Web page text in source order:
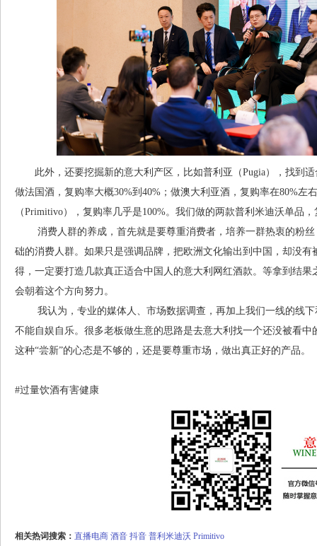
此外，还要挖掘新的意大利产区，比如普利亚（Pugia），找到适
做法国酒，复购率大概30%到40%；做澳大利亚酒，复购率在80%左
（Primitivo），复购率几乎是100%。我们做的两款普利米迪沃单品
消费人群的养成，首先就是要尊重消费者，培养一群热衷的粉丝
础的消费人群。如果只是强调品牌，把欧洲文化输出到中国，却没
得，一定要打造几款真正适合中国人的意大利网红酒款。等拿到结
会朝着这个方向努力。
我认为，专业的媒体人、市场数据调查，再加上我们一线的线下
不能自娱自乐。很多老板做生意的思路是去意大利找一个还没被看
这种“尝新”的心态是不够的，还是要尊重市场，做出真正好的产品。
#过量饮酒有害健康
相关热词搜索： 直播电商 酒音 抖音 普利米迪沃 Primitivo